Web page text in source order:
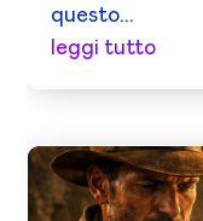
questo...
leggi tutto